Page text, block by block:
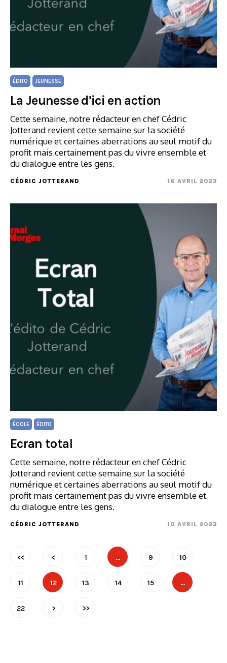
ÉDITO JEUNESSE
La Jeunesse d’ici en action
Cette semaine, notre rédacteur en chef Cédric
Jotterand revient cette semaine sur la société
numérique et certaines aberrations au seul motif du
profit mais certainement pas du vivre ensemble et
du dialogue entre les gens.
CÉDRIC JOTTERAND 16 AVRIL 2023
ÉCOLE ÉDITO
Ecran total
Cette semaine, notre rédacteur en chef Cédric
Jotterand revient cette semaine sur la société
numérique et certaines aberrations au seul motif du
profit mais certainement pas du vivre ensemble et
du dialogue entre les gens.
CÉDRIC JOTTERAND 10 AVRIL 2023
<< < 1 … 9 10
11 12 13 14 15 …
22 > >>